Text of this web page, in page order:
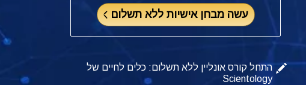
עשה מבחן אישיות ללא תשלום
התחל קורס אונליין ללא תשלום: כלים לחיים של
Scientology